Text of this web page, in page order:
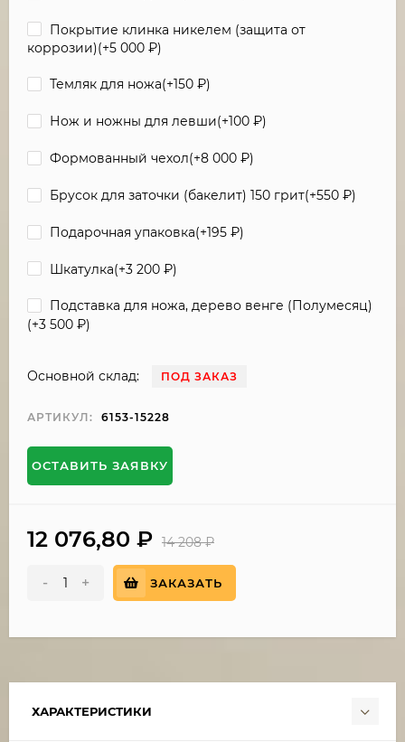
Покрытие клинка никелем (защита от
коррозии)(+5 000 ₽)
Темляк для ножа(+150 ₽)
Нож и ножны для левши(+100 ₽)
Формованный чехол(+8 000 ₽)
Брусок для заточки (бакелит) 150 грит(+550 ₽)
Подарочная упаковка(+195 ₽)
Шкатулка(+3 200 ₽)
Подставка для ножа, дерево венге (Полумесяц)
(+3 500 ₽)
Основной склад: ПОД ЗАКАЗ
АРТИКУЛ: 6153-15228
ОСТАВИТЬ ЗАЯВКУ
12 076,80 ₽ 14 208₽
- + ЗАКАЗАТЬ
ХАРАКТЕРИСТИКИ